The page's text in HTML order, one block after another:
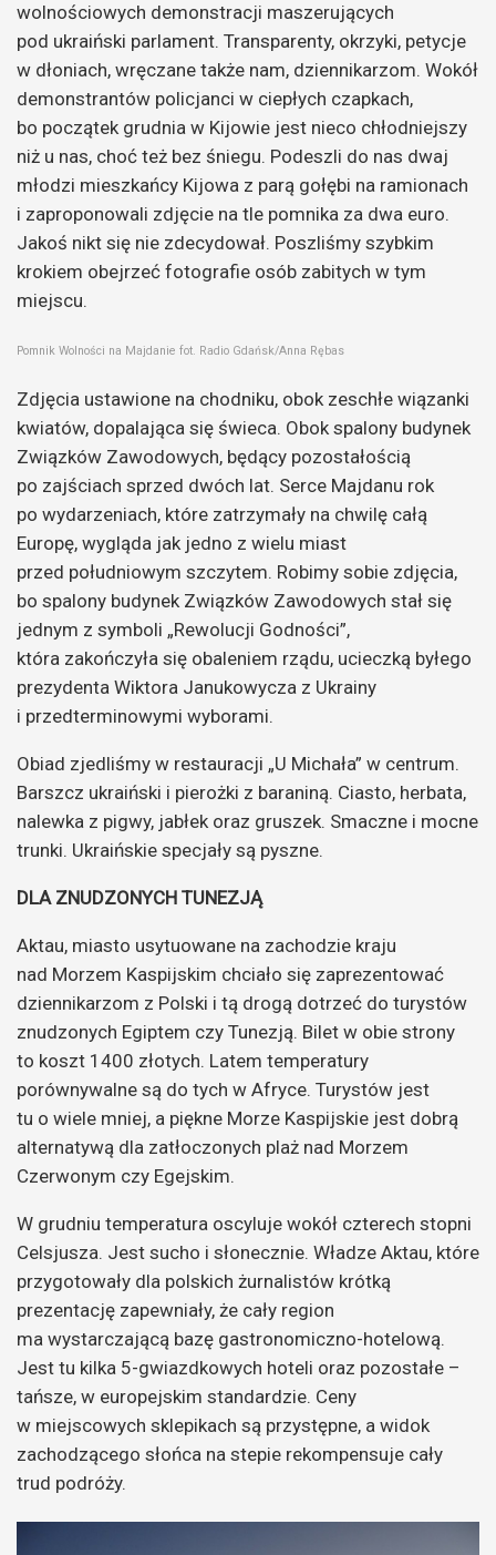
wolnościowych demonstracji maszerujących
pod ukraiński parlament. Transparenty, okrzyki, petycje
w dłoniach, wręczane także nam, dziennikarzom. Wokół
demonstrantów policjanci w ciepłych czapkach,
bo początek grudnia w Kijowie jest nieco chłodniejszy
niż u nas, choć też bez śniegu. Podeszli do nas dwaj
młodzi mieszkańcy Kijowa z parą gołębi na ramionach
i zaproponowali zdjęcie na tle pomnika za dwa euro.
Jakoś nikt się nie zdecydował. Poszliśmy szybkim
krokiem obejrzeć fotografie osób zabitych w tym
miejscu.
Pomnik Wolności na Majdanie fot. Radio Gdańsk/Anna Rębas
Zdjęcia ustawione na chodniku, obok zeschłe wiązanki
kwiatów, dopalająca się świeca. Obok spalony budynek
Związków Zawodowych, będący pozostałością
po zajściach sprzed dwóch lat. Serce Majdanu rok
po wydarzeniach, które zatrzymały na chwilę całą
Europę, wygląda jak jedno z wielu miast
przed południowym szczytem. Robimy sobie zdjęcia,
bo spalony budynek Związków Zawodowych stał się
jednym z symboli „Rewolucji Godności”,
która zakończyła się obaleniem rządu, ucieczką byłego
prezydenta Wiktora Janukowycza z Ukrainy
i przedterminowymi wyborami.
Obiad zjedliśmy w restauracji „U Michała” w centrum.
Barszcz ukraiński i pierożki z baraniną. Ciasto, herbata,
nalewka z pigwy, jabłek oraz gruszek. Smaczne i mocne
trunki. Ukraińskie specjały są pyszne.
DLA ZNUDZONYCH TUNEZJĄ
Aktau, miasto usytuowane na zachodzie kraju
nad Morzem Kaspijskim chciało się zaprezentować
dziennikarzom z Polski i tą drogą dotrzeć do turystów
znudzonych Egiptem czy Tunezją. Bilet w obie strony
to koszt 1400 złotych. Latem temperatury
porównywalne są do tych w Afryce. Turystów jest
tu o wiele mniej, a piękne Morze Kaspijskie jest dobrą
alternatywą dla zatłoczonych plaż nad Morzem
Czerwonym czy Egejskim.
W grudniu temperatura oscyluje wokół czterech stopni
Celsjusza. Jest sucho i słonecznie. Władze Aktau, które
przygotowały dla polskich żurnalistów krótką
prezentację zapewniały, że cały region
ma wystarczającą bazę gastronomiczno-hotelową.
Jest tu kilka 5-gwiazdkowych hoteli oraz pozostałe –
tańsze, w europejskim standardzie. Ceny
w miejscowych sklepikach są przystępne, a widok
zachodzącego słońca na stepie rekompensuje cały
trud podróży.